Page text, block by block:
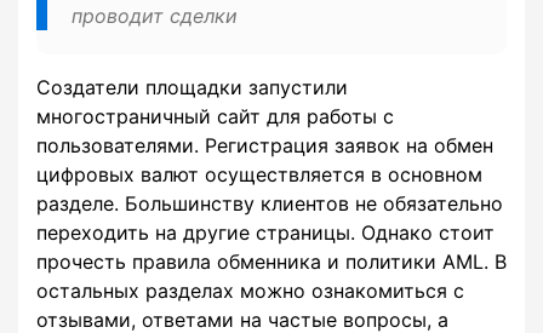
проводит сделки
Создатели площадки запустили
многостраничный сайт для работы с
пользователями. Регистрация заявок на обмен
цифровых валют осуществляется в основном
разделе. Большинству клиентов не обязательно
переходить на другие страницы. Однако стоит
прочесть правила обменника и политики AML. В
остальных разделах можно ознакомиться с
отзывами, ответами на частые вопросы, а